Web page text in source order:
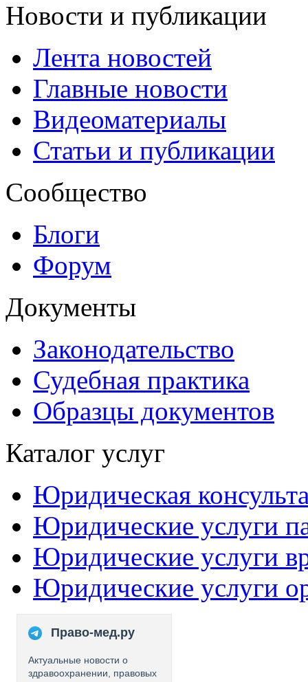
Новости и публикации
Лента новостей
Главные новости
Видеоматериалы
Статьи и публикации
Сообщество
Блоги
Форум
Документы
Законодательство
Судебная практика
Образцы документов
Каталог услуг
Юридическая
Юридические услуги
Юридические услуги
Юридические услуги
Право-мед.ру
Актуальные новости о
здравоохранении, правовых